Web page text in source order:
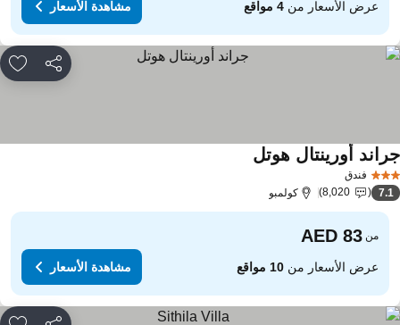
عرض الأسعار من4 مواقع مشاهدة الأسعار
مشاركة
فندق
أورينتال هوتلمشاهدة الأسعار
7.1
8,020 كولمبو
من
عرض الأسعار من10 مواقع مشاهدة الأسعار